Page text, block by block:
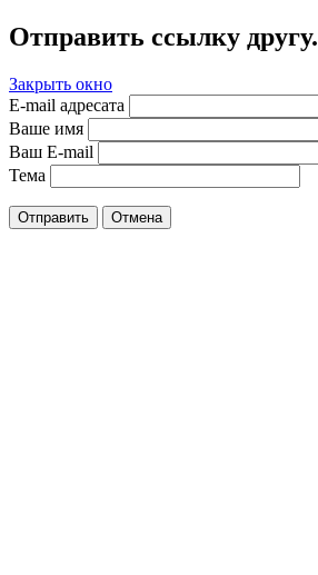
Отправить ссылку другу.
Закрыть окно
E-mail адресата
Ваше имя
Ваш E-mail
Тема
Отправить Отмена